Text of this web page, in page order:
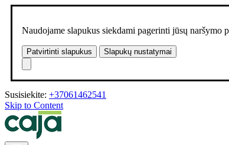
Naudojame slapukus siekdami pagerinti jūsų naršymo
Patvirtinti slapukus Slapukų nustatymai
Susisiekite: +37061462541
Skip to Content